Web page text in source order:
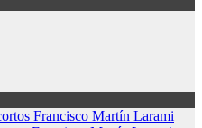
Francisco Martín Larami